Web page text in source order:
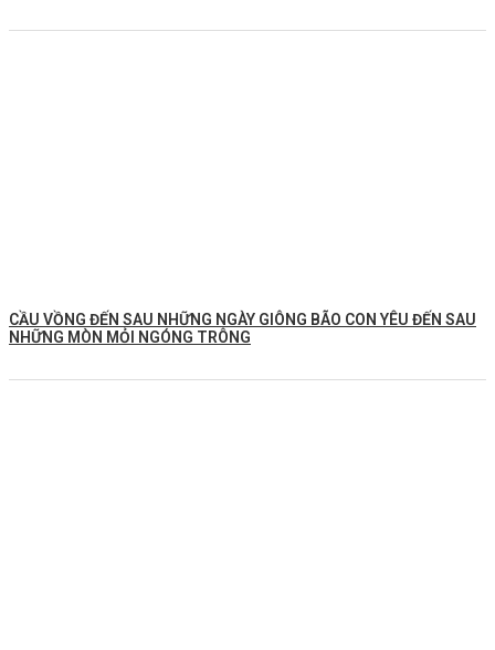
CẦU VỒNG ĐẾN SAU NHỮNG NGÀY GIÔNG BÃO CON YÊU ĐẾN SAU
NHỮNG MÒN MỎI NGÓNG TRÔNG